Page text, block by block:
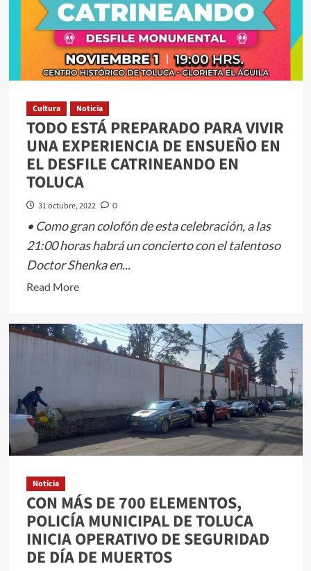
gran
fiesta
de
arte
y
en
el
Festival
Todos
Santos
2022
Cultura Noticia
TODO ESTÁ PREPARADO PARA VIVIR
UNA EXPERIENCIA DE ENSUEÑO EN
EL DESFILE CATRINEANDO EN
TOLUCA
31 octubre, 2022 0
• Como gran colofón de esta celebración, a las
21:00 horas habrá un concierto con el talentoso
Doctor Shenka en...
Read MoreRead
TODO
ESTÁ
VIVIR
UNA
EXPERIENCIA
DE
EN
EL
DESFILE
CATRINEANDO
EN
Noticia
CON MÁS DE 700 ELEMENTOS,
POLICÍA MUNICIPAL DE TOLUCA
INICIA OPERATIVO DE SEGURIDAD
DE DÍA DE MUERTOS